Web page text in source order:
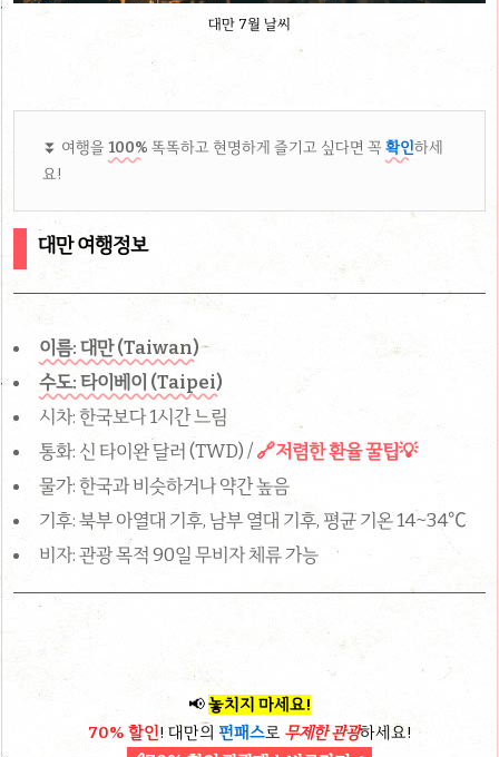
대만 7월 날씨
⏬ 여행을 100% 똑똑하고 현명하게 즐기고 싶다면 꼭 확인하세
요!
대만 여행정보
이름: 대만 (Taiwan)
수도: 타이베이 (Taipei)
시차: 한국보다 1시간 느림
통화: 신 타이완 달러 (TWD) /🔗저렴한 환율 꿀팁💡
물가: 한국과 비슷하거나 약간 높음
기후: 북부 아열대 기후, 남부 열대 기후, 평균 기온 14~34℃
비자: 관광 목적 90일 무비자 체류 가능
📢놓치지 마세요!
70% 할인! 대만의 펀패스로 무제한 관광하세요!